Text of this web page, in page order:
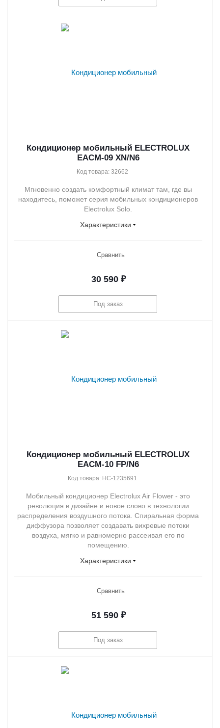
Кондиционер мобильный ELECTROLUX
EACM-09 XN/N6
Код товара: 32662
Мгновенно создать комфортный климат там, где вы
находитесь, поможет серия мобильных кондиционеров
Electrolux Solo.
Характеристики
Сравнить
30 590₽
Под заказ
Кондиционер мобильный ELECTROLUX
EACM-10 FP/N6
Код товара: НС-1235691
Мобильный кондиционер Electrolux Air Flower - это
революция в дизайне и новое слово в технологии
распределения воздушного потока. Спиральная форма
диффузора позволяет создавать вихревые потоки
воздуха, мягко и равномерно рассеивая его по
помещению.
Характеристики
Сравнить
51 590₽
Под заказ